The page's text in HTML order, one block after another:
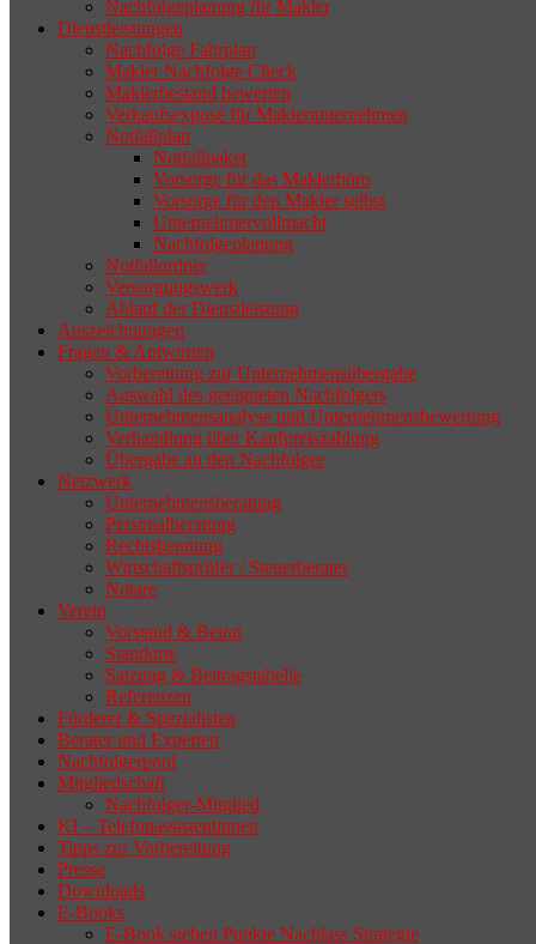
geeigneten Nachfolger findet, droht nicht
selten die Geschäftsaufgabe.
Nachfolgeplanung für Makler
Dienstleistungen
Nachfolge Fahrplan
Makler Nachfolge Check
Maklerbestand bewerten
Verkaufsexposé für Maklerunternehmen
Notfallplan
Notfallpaket
Vorsorge für das Maklerbüro
Vorsorge für den Makler selbst
Unternehmervollmacht
Nachfolgeplanung
Notfallordner
Versorgungswerk
Ablauf der Dienstleistung
Auszeichnungen
Fragen & Antworten
Vorbereitung zur Unternehmensübergabe
Auswahl des geeigneten Nachfolgers
Unternehmensanalyse und Unternehmensbewertung
Verhandlung über Kaufpreiszahlung
Übergabe an den Nachfolger
Netzwerk
Unternehmensberatung
Personalberatung
Rechtsberatung
Wirtschaftsprüfer / Steuerberater
Notare
Verein
Vorstand & Beirat
Standorte
Satzung & Beitragstabelle
Referenzen
Förderer & Spezialisten
Berater und Experten
Nachfolgerpool
Mitgliedschaft
Nachfolger-Mitglied
KI – Telefonassistentinnen
Tipps zur Vorbereitung
Presse
Downloads
E-Books
E-Book sieben Punkte Nachlass Strategie